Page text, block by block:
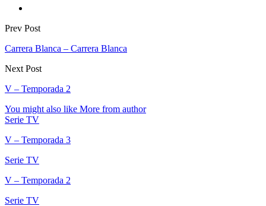
Prev Post
Carrera Blanca – Carrera Blanca
Next Post
V – Temporada 2
You might also like More from author
Serie TV
V – Temporada 3
Serie TV
V – Temporada 2
Serie TV